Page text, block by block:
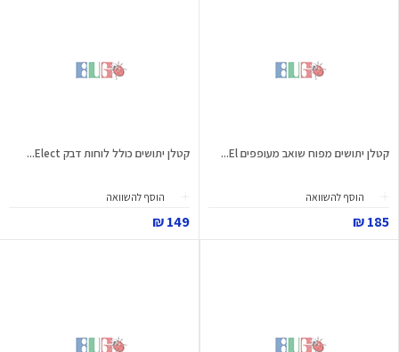
קטלן יתושים מפוח שואב מעופפים El...
הוסף להשוואה
185 ₪
קטלן יתושים כולל לוחות דבק Elect...
הוסף להשוואה
149 ₪